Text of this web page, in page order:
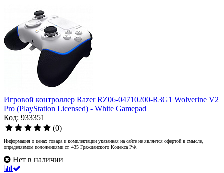
Игровой контроллер Razer RZ06-04710200-R3G1 Wolverine V2
Pro (PlayStation Licensed) - White Gamepad
Код: 933351
(0)
Информация о ценах товара и комплектации указанная на сайте не является офертой в смысле,
определяемом положениями ст. 435 Гражданского Кодекса РФ.
Нет в наличии